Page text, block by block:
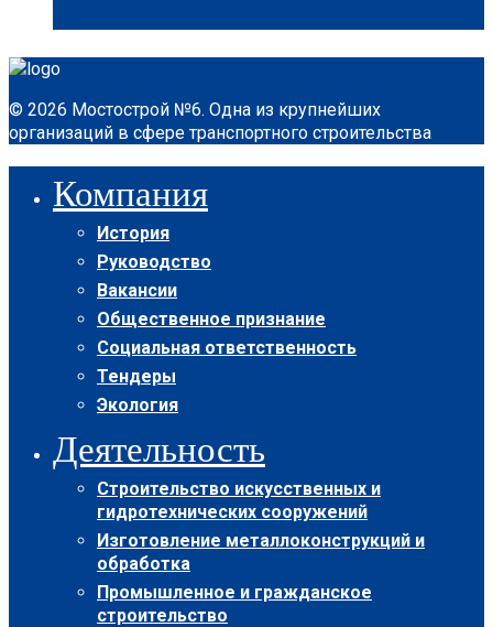
© 2026 Мостострой №6. Одна из крупнейших
организаций в сфере транспортного строительства
Компания
История
Руководство
Вакансии
Общественное признание
Социальная ответственность
Тендеры
Экология
Деятельность
Строительство искусственных и
гидротехнических сооружений
Изготовление металлоконструкций и
обработка
Промышленное и гражданское
строительство